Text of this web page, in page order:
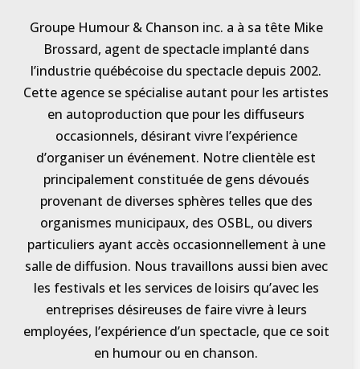
Groupe Humour & Chanson inc. a à sa tête Mike
Brossard, agent de spectacle implanté dans
l’industrie québécoise du spectacle depuis 2002.
Cette agence se spécialise autant pour les artistes
en autoproduction que pour les diffuseurs
occasionnels, désirant vivre l’expérience
d’organiser un événement. Notre clientèle est
principalement constituée de gens dévoués
provenant de diverses sphères telles que des
organismes municipaux, des OSBL, ou divers
particuliers ayant accès occasionnellement à une
salle de diffusion. Nous travaillons aussi bien avec
les festivals et les services de loisirs qu’avec les
entreprises désireuses de faire vivre à leurs
employées, l’expérience d’un spectacle, que ce soit
en humour ou en chanson.